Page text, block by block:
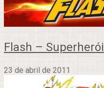
Flash – Superherói
23 de abril de 2011